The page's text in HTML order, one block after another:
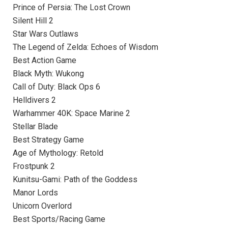
Prince of Persia: The Lost Crown
Silent Hill 2
Star Wars Outlaws
The Legend of Zelda: Echoes of Wisdom
Best Action Game
Black Myth: Wukong
Call of Duty: Black Ops 6
Helldivers 2
Warhammer 40K: Space Marine 2
Stellar Blade
Best Strategy Game
Age of Mythology: Retold
Frostpunk 2
Kunitsu-Gami: Path of the Goddess
Manor Lords
Unicorn Overlord
Best Sports/Racing Game